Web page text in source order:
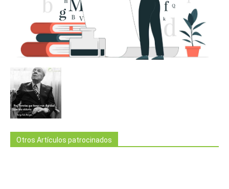
Otros Artículos patrocinados